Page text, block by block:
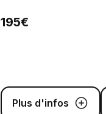
195€
Plus d'infos